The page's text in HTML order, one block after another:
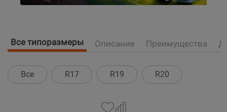
Все типоразмеры Описание Преимущества
Все R17 R19 R20